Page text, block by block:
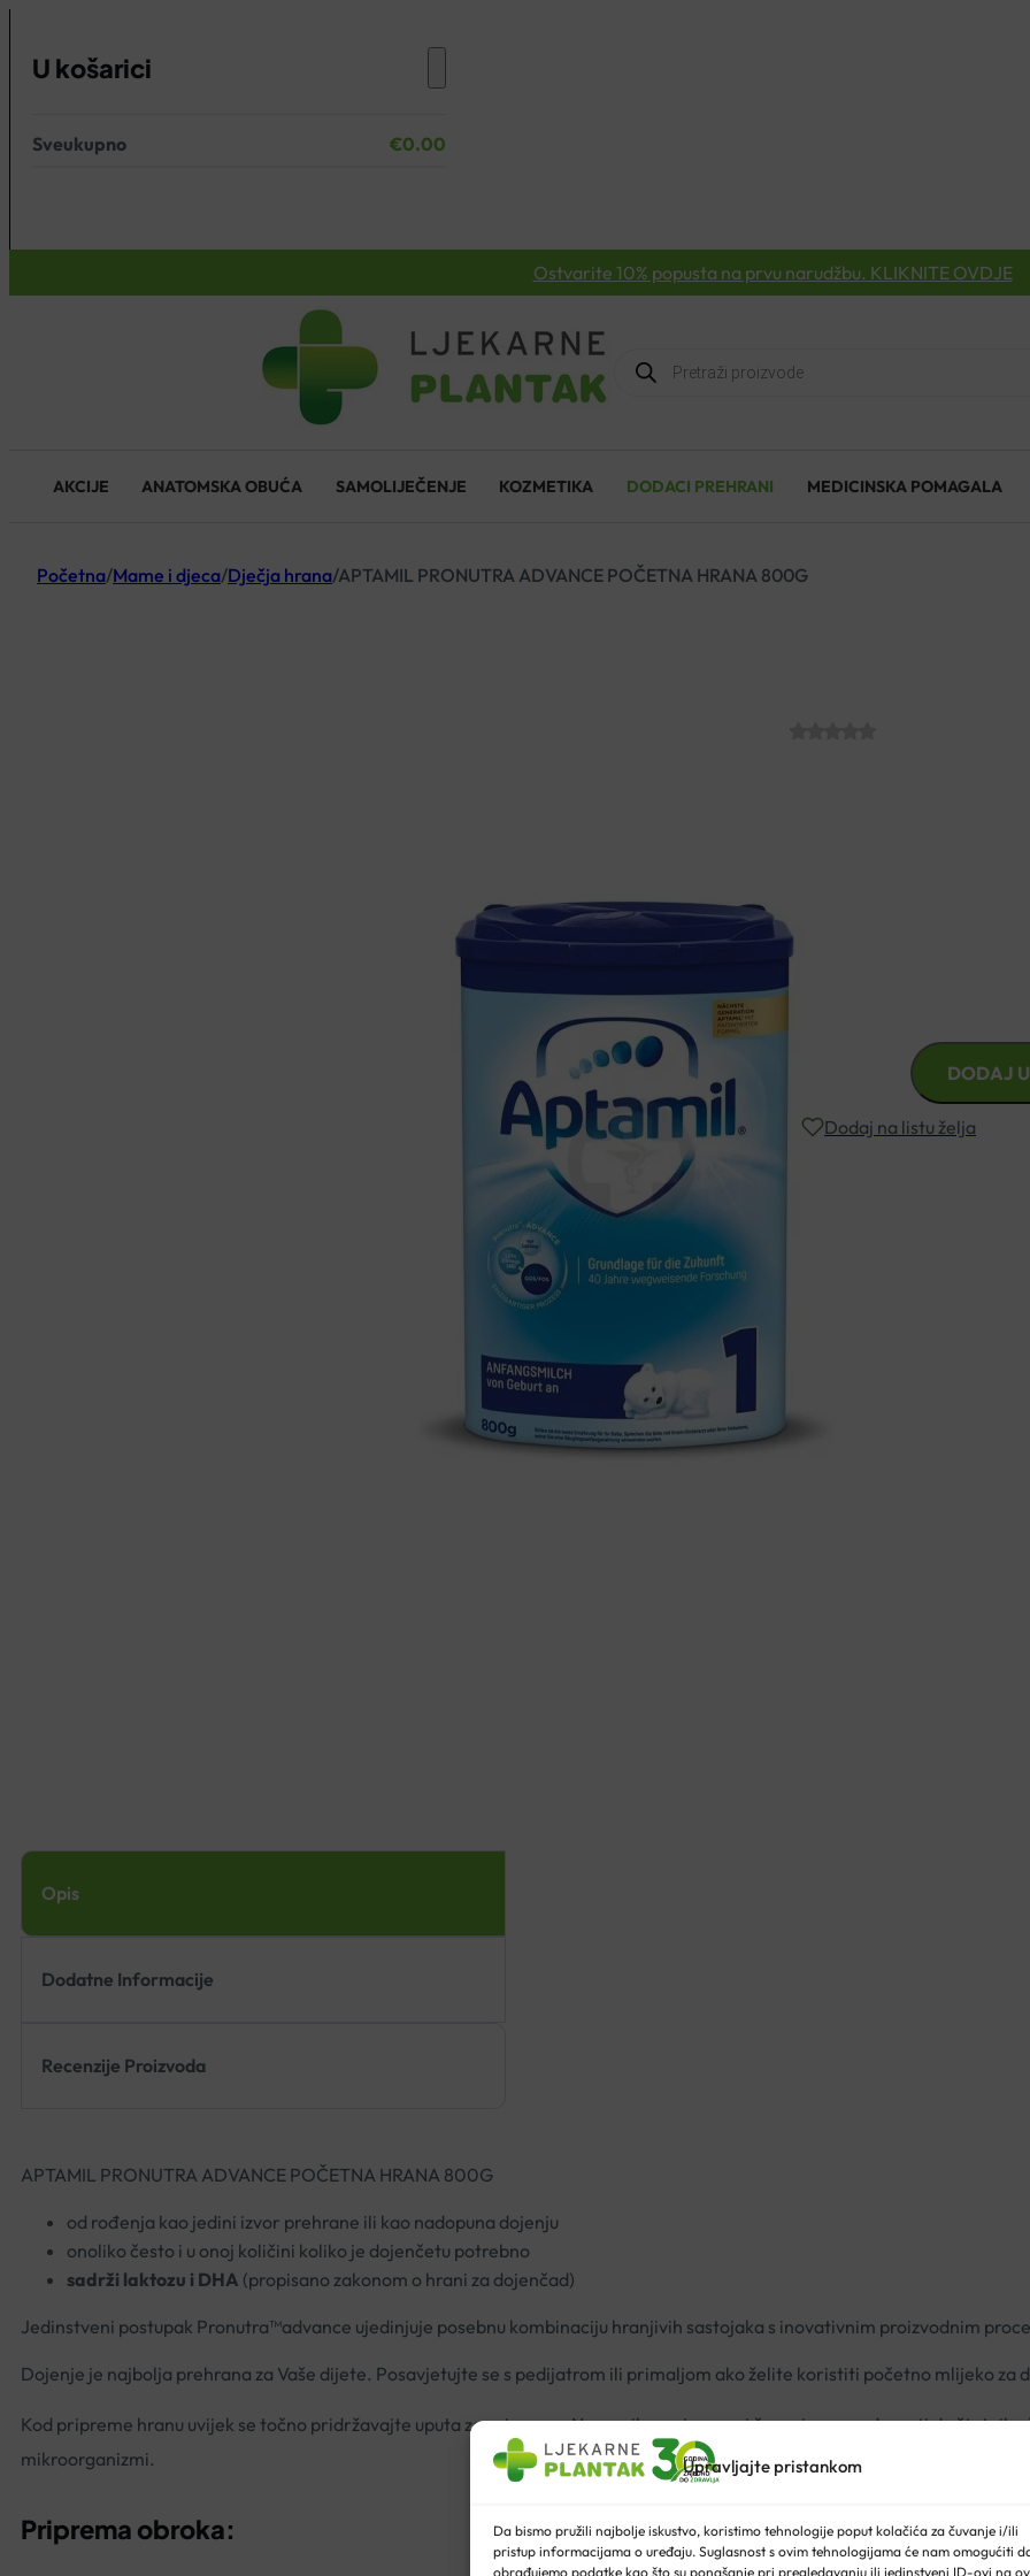
Upravljajte pristankom
Da bismo pružili najbolje iskustvo, koristimo tehnologije poput kolačića za čuvanje i/ili
pristup informacijama o uređaju. Suglasnost s ovim tehnologijama će nam omogućiti
obrađujemo podatke kao što su ponašanje pri pregledavanju ili jedinstveni ID-ovi na
U košarici
Nema proizvoda u košarici.
Sveukupno €0.00
Ostvarite 10% popusta na prvu narudžbu. KLIKNITE OVDJE
Products
search
AKCIJE ANATOMSKA OBUĆA SAMOLIJEČENJE KOZMETIKA DODACI PREHRANI MEDICINSKA POMAGALA
Početna/Mame i djeca/Dječja hrana/APTAMIL PRONUTRA ADVANCE POČETNA HRANA 800G
APTAMIL
Početna hrana za dojenčad
rođenja ili kao nadopuna
ADVANCE
DODAJ
Dodaj na listu želja
Opis
Dodatne Informacije
Recenzije Proizvoda
APTAMIL PRONUTRA ADVANCE POČETNA HRANA 800G
od rođenja kao jedini izvor prehrane ili kao nadopuna dojenju
onoliko često i u onoj količini koliko je dojenčetu potrebno
sadrži laktozu i DHA (propisano zakonom o hrani za dojenčad)
Jedinstveni postupak Pronutra™advance ujedinjuje posebnu kombinaciju hranjivih sastojaka s inovativnim proizvodnim
Dojenje je najbolja prehrana za Vaše dijete. Posavjetujte se s pedijatrom ili primaljom ako želite koristiti početno mlijeko za
Kod pripreme hranu uvijek se točno pridržavajte uputa za pripremu. Nepravilna priprema i čuvanje mogu dovesti do štetnih
mikroorganizmi.
Priprema obroka: